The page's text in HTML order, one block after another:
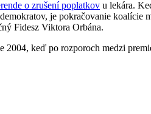
o zrušení poplatkov u lekára.
je pokračovanie koalície
Fidesz Viktora Orbána.
keď po rozporoch medzi